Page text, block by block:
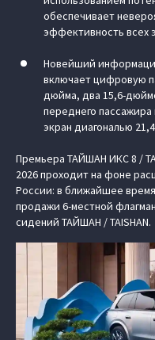
обеспечивает
эффективность всех
Новейший
включает цифровую
дюйма, два 15,6-
переднего
экран диагональю
Премьера ТАЙШАН ИКС 8 /
2026 проходит на фоне
России: в ближайшее
продажи 6-местной
сидений ТАЙШАН / TAISHAN.